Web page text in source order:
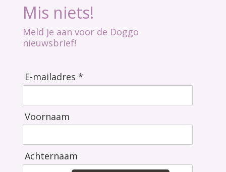
Mis niets!
Meld je aan voor de Doggo
nieuwsbrief!
E-mailadres *
Voornaam
Achternaam